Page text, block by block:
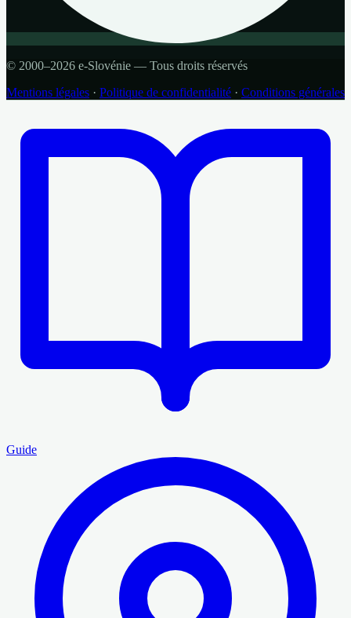
© 2000–2026 e-Slovénie — Tous droits réservés
Mentions légales · Politique de confidentialité · Conditions générales
Guide